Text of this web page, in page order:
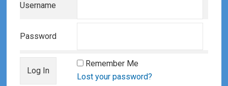
Username
Password
Remember Me
Lost your password?